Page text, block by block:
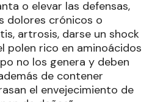
o elevar las defensas,
dolores crónicos o
artrosis, darse un shock
polen rico en aminoácidos
no los genera y deben
de contener
el envejecimiento de